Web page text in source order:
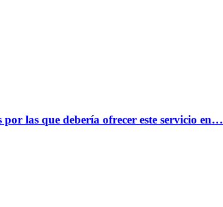
las que debería ofrecer este servicio en…